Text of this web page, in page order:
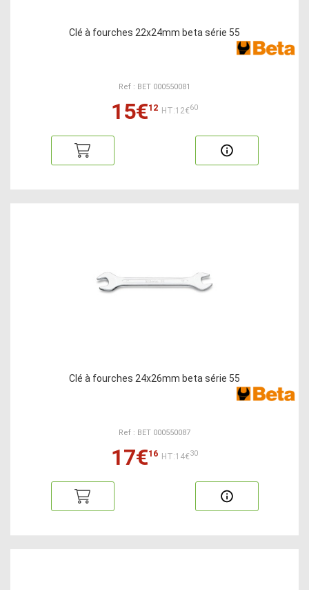
Clé à fourches 22x24mm beta série 55
Ref : BET 000550081
15€12 HT:12€60
Clé à fourches 24x26mm beta série 55
Ref : BET 000550087
17€16 HT:14€30